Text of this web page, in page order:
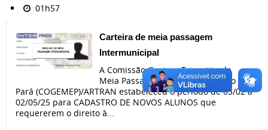
01h57
Carteira de meia passagem
Intermunicipal
A Comissão Gestora Tripartite da
Meia Passagem Intermunicipal do
Pará (COGEMEP)/ARTRAN estabeleceu o período de 03/02 a
02/05/25 para CADASTRO DE NOVOS ALUNOS que
requererem o direito à...